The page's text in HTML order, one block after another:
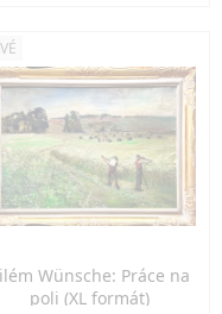
Wünsche: Práce na
poli (XL formát)